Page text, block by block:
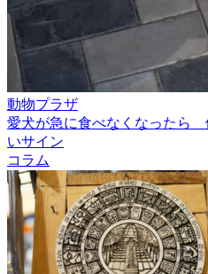
動物プラザ
愛犬が急に食べなくなったら
いサイン
コラム